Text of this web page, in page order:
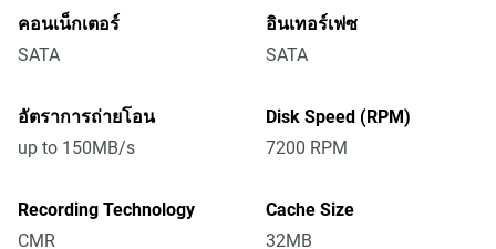
คอนเน็กเตอร์
SATA
อินเทอร์เฟซ
SATA
อัตราการถ่ายโอน
up to 150MB/s
Disk Speed (RPM)
7200 RPM
Recording Technology
CMR
Cache Size
32MB